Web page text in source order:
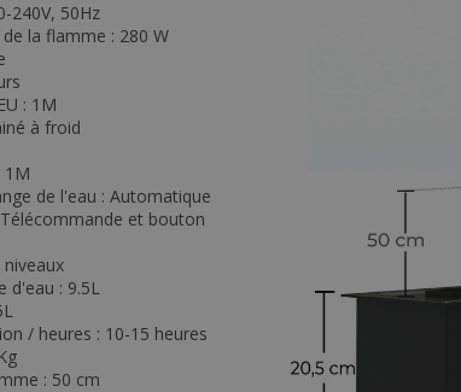
240V, 50Hz
la flamme : 280 W
: 1M
à froid
1M
de l'eau : Automatique
et bouton
niveaux
d'eau : 9.5L
/ heures : 10-15 heures
: 50 cm